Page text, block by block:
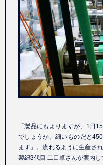
「製品にもよりますが、1日
でしょうか。細いものだと
ます」。流れるように生産さ
製紐3代目 二口卓さんが案内し